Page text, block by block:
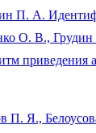
П. А.
О. В., Грудин
приведения
Я.,